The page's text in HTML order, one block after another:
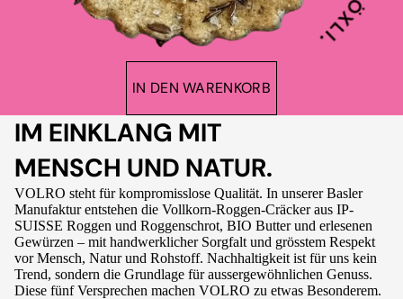
IN DEN WARENKORB
IM EINKLANG MIT
MENSCH UND NATUR.
VOLRO steht für kompromisslose Qualität. In unserer Basler
Manufaktur entstehen die Vollkorn-Roggen-Cräcker aus IP-
SUISSE Roggen und Roggenschrot, BIO Butter und erlesenen
Gewürzen – mit handwerklicher Sorgfalt und grösstem Respekt
vor Mensch, Natur und Rohstoff. Nachhaltigkeit ist für uns kein
Trend, sondern die Grundlage für aussergewöhnlichen Genuss.
Diese fünf Versprechen machen VOLRO zu etwas Besonderem.